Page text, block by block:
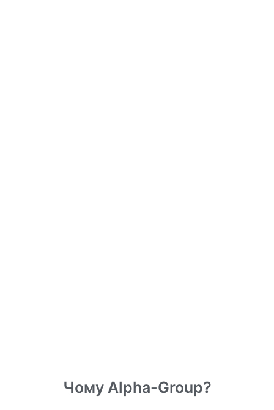
Чому Alpha-Group?